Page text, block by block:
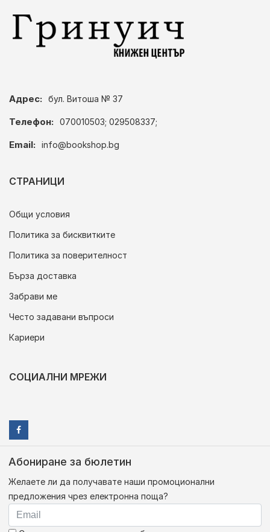
Адрес: бул. Витоша № 37
Телефон: 070010503; 029508337;
Email: info@bookshop.bg
СТРАНИЦИ
Общи условия
Политика за бисквитките
Политика за поверителност
Бърза доставка
Забрави ме
Често задавани въпроси
Кариери
СОЦИАЛНИ МРЕЖИ
Абониране за бюлетин
Желаете ли да получавате наши промоционални
предложения чрез електронна поща?